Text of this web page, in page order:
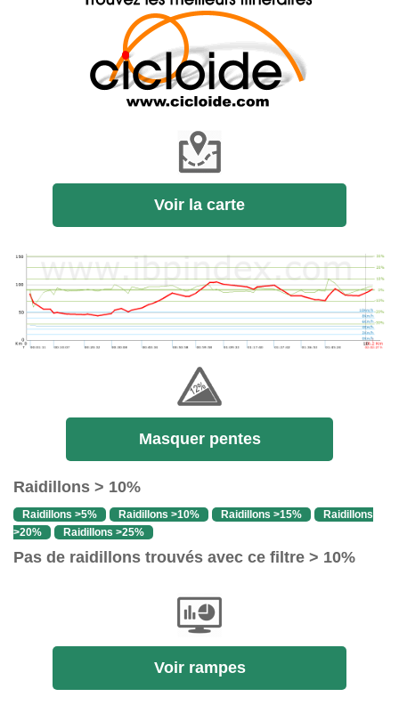
Voir la carte
Masquer pentes
Raidillons > 10%
Raidillons >5% Raidillons >10% Raidillons >15%
Raidillons
>20%
Raidillons >25%
Pas de raidillons trouvés avec ce filtre > 10%
Voir rampes